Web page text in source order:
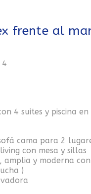
frente al
4
4 suites y piscina en
cama para 2
con mesa y sillas
amplia y moderna
)